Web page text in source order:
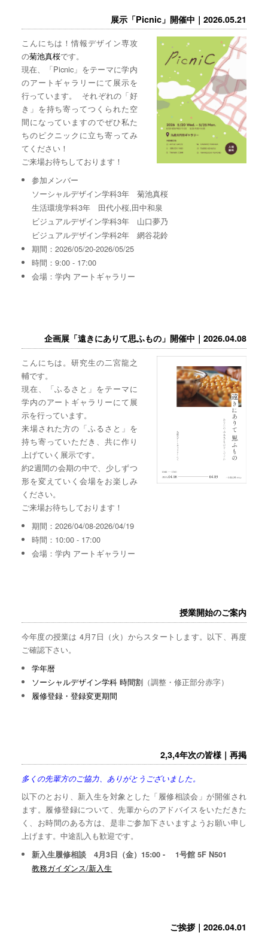
展示「Picnic」開催中｜2026.05.21
こんにちは！情報デザイン専攻
の菊池真桜です。
現在、「Picnic」をテーマに学内
のアートギャラリーにて展示を
行っています。 それぞれの「好
き」を持ち寄ってつくられた空
間になっていますのでぜひ私た
ちのピクニックに立ち寄ってみ
てください！
ご来場お待ちしております！
参加メンバー
ソーシャルデザイン学科3年 菊池真桜
生活環境学科3年 田代小桜,田中和泉
ビジュアルデザイン学科3年 山口夢乃
ビジュアルデザイン学科2年 網谷花鈴
期間：2026/05/20-2026/05/25
時間：9:00 - 17:00
会場：学内 アートギャラリー
企画展「遠きにありて思ふもの」開催中｜2026.04.08
こんにちは。研究生の二宮龍之
輔です。
現在、「ふるさと」をテーマに
学内のアートギャラリーにて展
示を行っています。
来場された方の「ふるさと」を
持ち寄っていただき、共に作り
上げていく展示です。
約2週間の会期の中で、少しずつ
形を変えていく会場をお楽しみ
ください。
ご来場お待ちしております！
期間：2026/04/08-2026/04/19
時間：10:00 - 17:00
会場：学内 アートギャラリー
授業開始のご案内
今年度の授業は 4月7日（火）からスタートします。以下、再度
ご確認下さい。
学年暦
ソーシャルデザイン学科 時間割 （調整・修正部分赤字）
履修登録・登録変更期間
2,3,4年次の皆様｜再掲
多くの先輩方のご協力、ありがとうございました。
以下のとおり、新入生を対象とした「履修相談会」が開催され
ます。履修登録について、先輩からのアドバイスをいただきた
く、お時間のある方は、是非ご参加下さいますようお願い申し
上げます。中途乱入も歓迎です。
新入生履修相談 4月3日（金）15:00 - 1号館 5F N501
教務ガイダンス/新入生
ご挨拶｜2026.04.01